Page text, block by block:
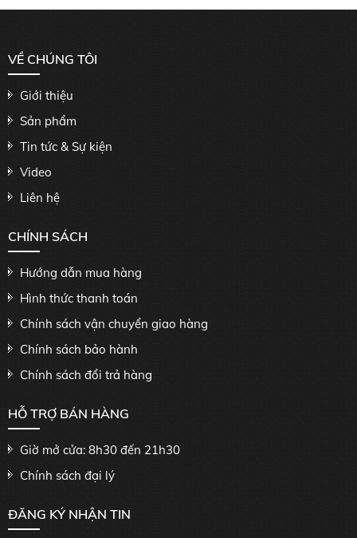
VỀ CHÚNG TÔI
Giới thiệu
Sản phẩm
Tin tức & Sự kiện
Video
Liên hệ
CHÍNH SÁCH
Hướng dẫn mua hàng
Hình thức thanh toán
Chính sách vận chuyển giao hàng
Chính sách bảo hành
Chính sách đổi trả hàng
HỖ TRỢ BÁN HÀNG
Giờ mở cửa: 8h30 đến 21h30
Chính sách đại lý
ĐĂNG KÝ NHẬN TIN